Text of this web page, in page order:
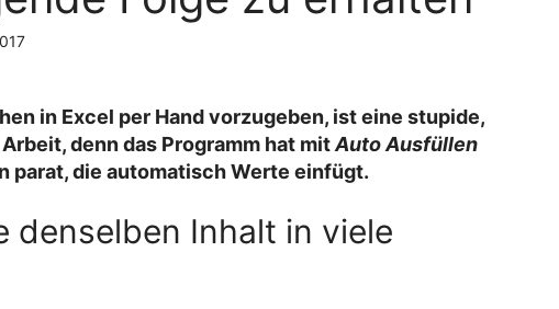
in Excel per Hand vorzugeben, ist eine stupide,
denn das Programm hat mitAuto Ausfüllen
parat, die automatisch Werte einfügt.
denselben Inhalt in viele